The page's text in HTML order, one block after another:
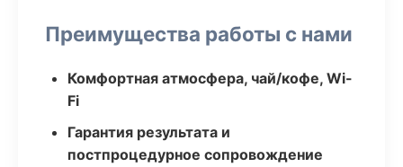
Преимущества работы с нами
Комфортная атмосфера, чай/кофе, Wi-
Fi
Гарантия результата и
постпроцедурное сопровождение